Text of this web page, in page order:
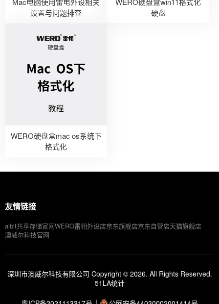
设置与问题排查
硬盘
WERO硬盘盒mac os系统下
格式化
友情链接
aibit共享存储官网WERO雷翎外设店京东旗舰店京东自营店天猫旗舰店
澳威尔科技官网
深圳市澳威尔科技有限公司 Copyright © 2026. All Rights Reserved.
51LA统计